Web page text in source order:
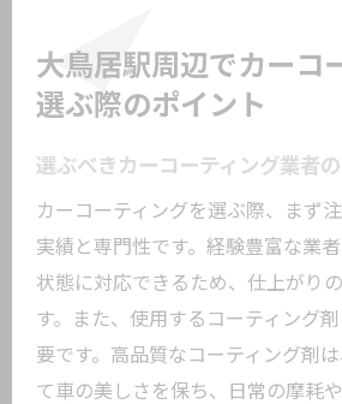
大鳥居駅周辺でカーコ
選ぶ際のポイント
選ぶべきカーコーティング業者
カーコーティングを選ぶ際、まず
実績と専門性です。経験豊富な業
状態に対応できるため、仕上がり
す。また、使用するコーティング
要です。高品質なコーティング剤
て車の美しさを保ち、日常の摩耗